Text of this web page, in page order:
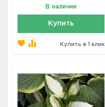
В наличии
Купить
Купить в 1 клик